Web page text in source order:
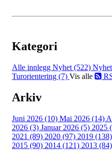
Kategori
Alle innlegg Nyhet (522)
Turorientering (7) Vis alle
Arkiv
Juni 2026 (10) Mai 2026 (14)
2026 (3) Januar 2026 (5) 2025
2021 (89) 2020 (97) 2019 (138)
2015 (90) 2014 (121) 2013 (84)